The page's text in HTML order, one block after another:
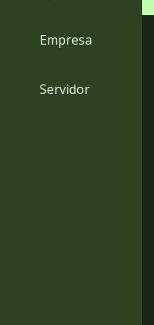
Empresa
Servidor